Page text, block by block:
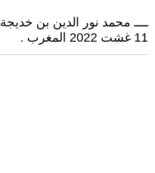
ــــ محمد نور الدين بن خديجة
11 غشت 2022 المغرب .